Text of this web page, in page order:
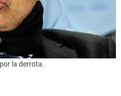
la derrota.